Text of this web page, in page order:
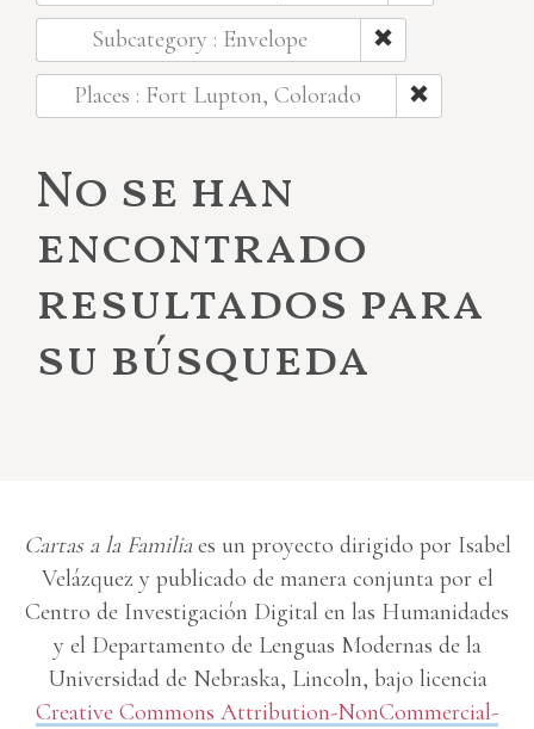
Subcategory : Envelope
Places : Fort Lupton, Colorado
No se han
encontrado
resultados para
su búsqueda
Cartas a la Familiaes un proyecto dirigido por Isabel
Velázquez y publicado de manera conjunta por el
Centro de Investigación Digital en las Humanidades
y el Departamento de Lenguas Modernas de la
Universidad de Nebraska, Lincoln, bajo licencia
Creative Commons Attribution-NonCommercial-